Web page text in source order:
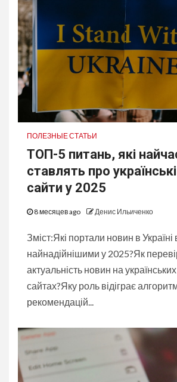
ПОЛЕЗНЫЕ СТАТЬИ
ТОП-5 питань, які
ставлять про
сайти у 2025
8 месяцев ago Денис Ильиченко
Зміст:Які портали новин в
найнадійнішими у 2025?Як
актуальність новин на
сайтах?Яку роль відіграє
рекомендацій...